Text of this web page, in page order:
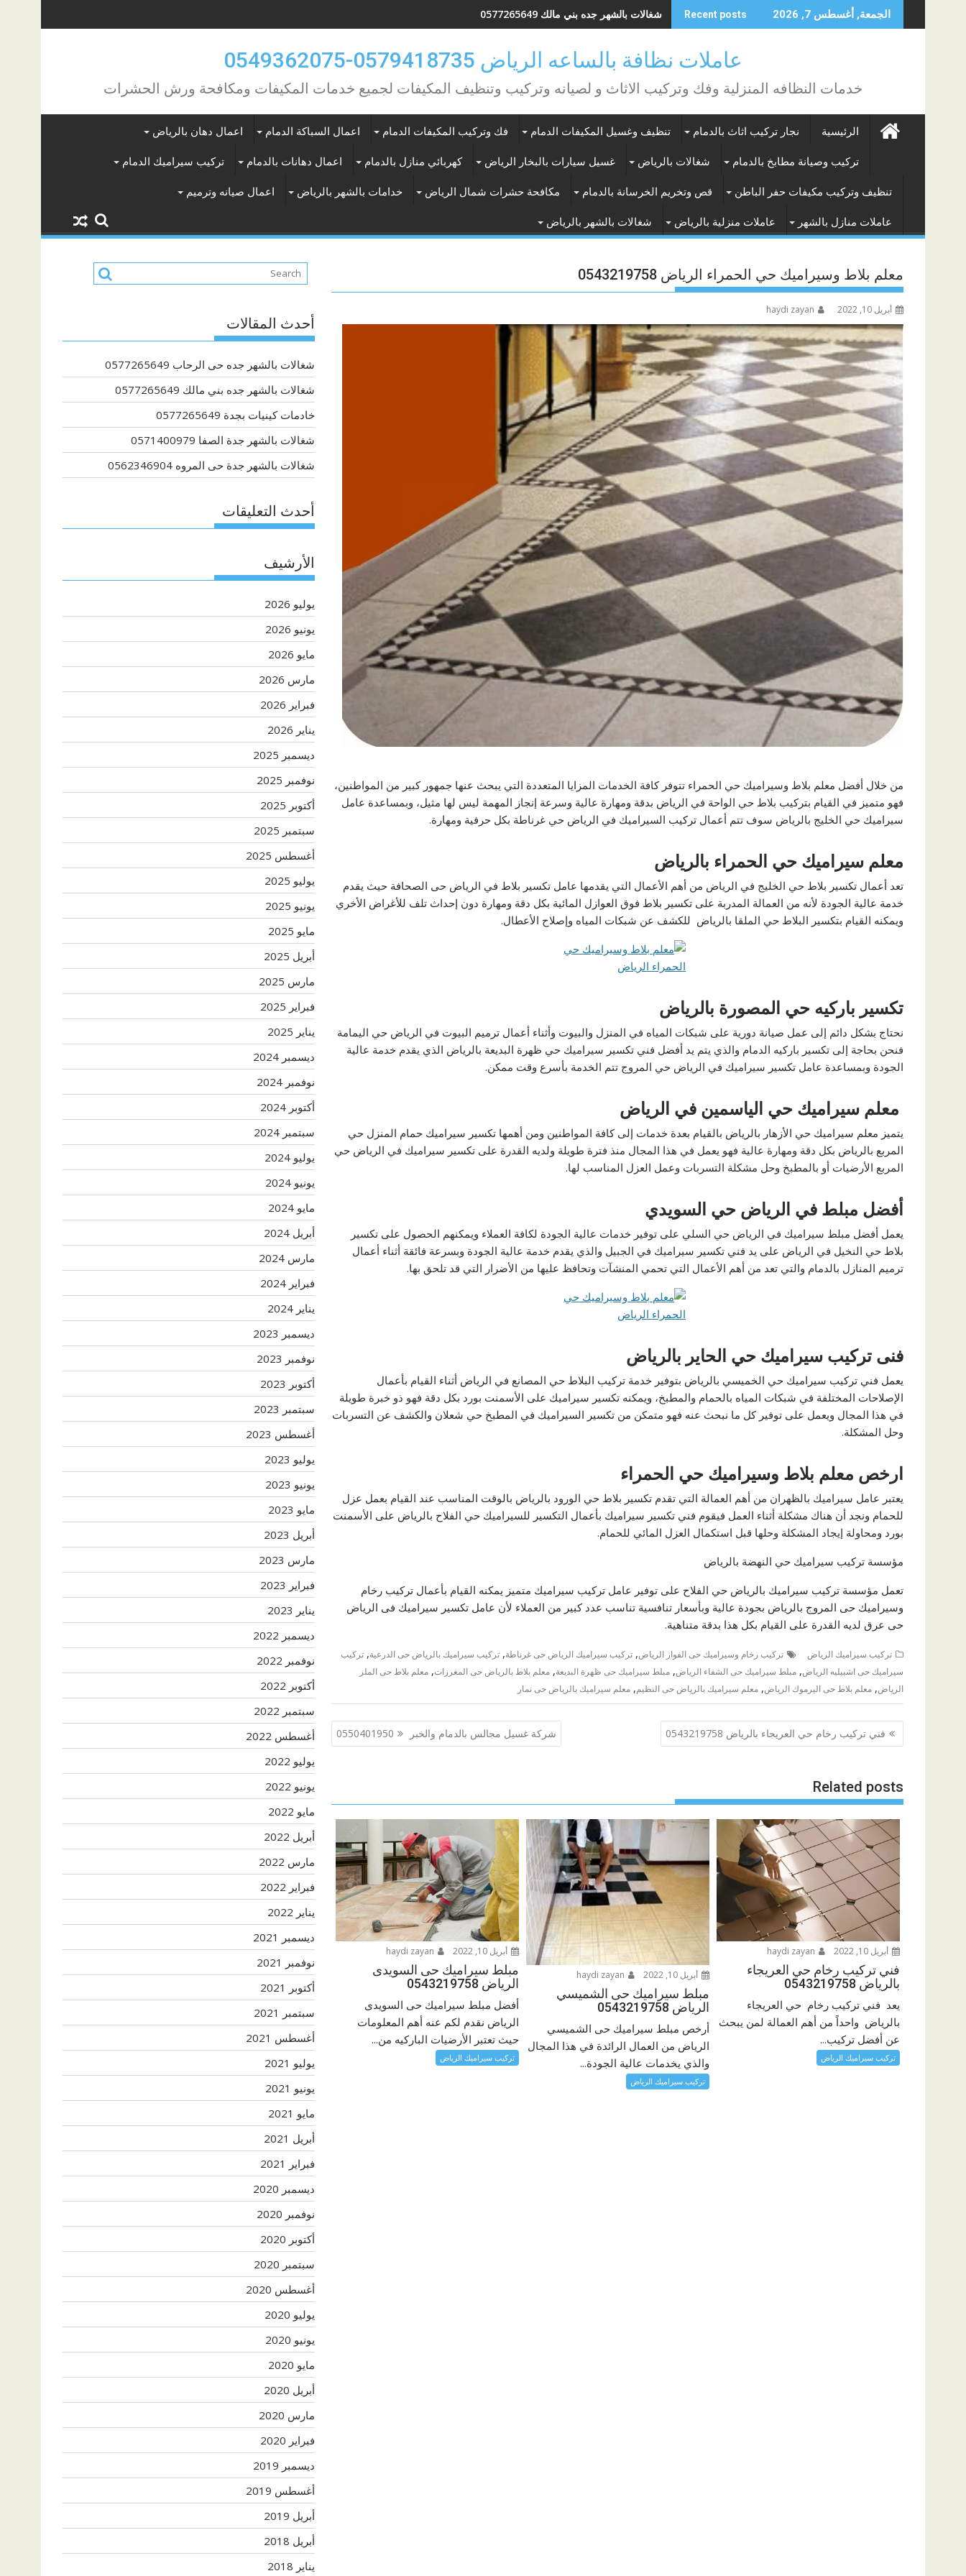
to
الجمعة, أغسطس 7, 2026 Recent posts شغالات بالشهر جده بني مالك 0577265649
عاملات نظافة بالساعه الرياض 0579418735-0549362075
خدمات النظافه المنزلية وفك وتركيب الاثاث و لصيانه وتركيب وتنظيف المكيفات لجميع خدمات المكيفات ومكافحة ورش الحشرات
الرئيسية نجار تركيب اثاث بالدمام تنظيف وغسيل المكيفات الدمام فك وتركيب المكيفات الدمام اعمال السباكة الدمام اعمال دهان بالرياض
تركيب وصيانة مطابخ بالدمام شغالات بالرياض غسيل سيارات بالبخار الرياض كهربائي منازل بالدمام اعمال دهانات بالدمام تركيب سيراميك الدمام
تنظيف وتركيب مكيفات حفر الباطن قص وتخريم الخرسانة بالدمام مكافحة حشرات شمال الرياض خدامات بالشهر بالرياض اعمال صيانه وترميم
عاملات منازل بالشهر عاملات منزلية بالرياض شغالات بالشهر بالرياض
معلم بلاط وسيراميك حي الحمراء الرياض 0543219758
أبريل 10, 2022 haydi zayan
من خلال أفضل معلم بلاط وسيراميك حي الحمراء تتوفر كافة الخدمات المزايا المتعددة التي يبحث عنها جمهور كبير من المواطنين،
فهو متميز في القيام بتركيب بلاط حي الواحة في الرياض بدقة ومهارة عالية وسرعة إنجاز المهمة ليس لها مثيل، وبمساعدة عامل
سيراميك حي الخليج بالرياض سوف تتم أعمال تركيب السيراميك في الرياض حي غرناطة بكل حرفية ومهارة.
معلم سيراميك حي الحمراء بالرياض
تعد أعمال تكسير بلاط حي الخليج في الرياض من أهم الأعمال التي يقدمها عامل تكسير بلاط في الرياض حى الصحافة حيث يقدم
خدمة عالية الجودة لأنه من العمالة المدربة على تكسير بلاط فوق العوازل المائية بكل دقة ومهارة دون إحداث تلف للأغراض الأخري
ويمكنه القيام بتكسير البلاط حي الملقا بالرياض للكشف عن شبكات المياه وإصلاح الأعطال.
تكسير باركيه حي المصورة بالرياض
نحتاج بشكل دائم إلى عمل صيانة دورية على شبكات المياه في المنزل والبيوت وأثناء أعمال ترميم البيوت في الرياض حي اليمامة
فنحن بحاجة إلى تكسير باركيه الدمام والذي يتم يد أفضل فني تكسير سيراميك حي ظهرة البديعة بالرياض الذي يقدم خدمة عالية
الجودة وبمساعدة عامل تكسير سيراميك في الرياض حي المروج تتم الخدمة بأسرع وقت ممكن.
معلم سيراميك حي الياسمين في الرياض
يتميز معلم سيراميك حي الأزهار بالرياض بالقيام بعدة خدمات إلى كافة المواطنين ومن أهمها تكسير سيراميك حمام المنزل حي
المربع بالرياض بكل دقة ومهارة عالية فهو يعمل في هذا المجال منذ فترة طويلة ولديه القدرة على تكسير سيراميك في الرياض حي
المربع الأرضيات أو بالمطبخ وحل مشكلة التسربات وعمل العزل المناسب لها.
أفضل مبلط في الرياض حي السويدي
يعمل أفضل مبلط سيراميك في الرياض حي السلي على توفير خدمات عالية الجودة لكافة العملاء ويمكنهم الحصول على تكسير
بلاط حي النخيل في الرياض على يد فني تكسير سيراميك في الجبيل والذي يقدم خدمة عالية الجودة وبسرعة فائقة أثناء أعمال
ترميم المنازل بالدمام والتي تعد من أهم الأعمال التي تحمي المنشآت وتحافظ عليها من الأضرار التي قد تلحق بها.
فنى تركيب سيراميك حي الحاير بالرياض
يعمل فني تركيب سيراميك حي الخميسي بالرياض بتوفير خدمة تركيب البلاط حي المصانع في الرياض أثناء القيام بأعمال
الإصلاحات المختلفة في شبكات المياه بالحمام والمطبخ، ويمكنه تكسير سيراميك على الأسمنت بورد بكل دقة فهو ذو خبرة طويلة
في هذا المجال ويعمل على توفير كل ما نبحث عنه فهو متمكن من تكسير السيراميك في المطبخ حي شعلان والكشف عن التسربات
وحل المشكلة.
ارخص معلم بلاط وسيراميك حي الحمراء
يعتبر عامل سيراميك بالظهران من أهم العمالة التي تقدم تكسير بلاط حي الورود بالرياض بالوقت المناسب عند القيام بعمل عزل
للحمام ونجد أن هناك مشكلة أثناء العمل فيقوم فني تكسير سيراميك بأعمال التكسير للسيراميك حي الفلاح بالرياض على الأسمنت
بورد ومحاولة إيجاد المشكلة وحلها قبل استكمال العزل المائي للحمام.
مؤسسة تركيب سيراميك حي النهضة بالرياض
تعمل مؤسسة تركيب سيراميك بالرياض حي الفلاح على توفير عامل تركيب سيراميك متميز يمكنه القيام بأعمال تركيب رخام
وسيراميك حى المروج بالرياض بجودة عالية وبأسعار تنافسية تناسب عدد كبير من العملاء لأن عامل تكسير سيراميك فى الرياض
حى عرق لديه القدرة على القيام بكل هذا بدقة متناهية.
تركيب سيراميك الرياض تركيب رخام وسيراميك حى الفواز الرياض, تركيب سيراميك الرياض حى غرناطة, تركيب سيراميك بالرياض حى الدرعية, تركيب
سيراميك حى اشبيليه الرياض, مبلط سيراميك حى الشفاء الرياض, مبلط سيراميك حى ظهرة البديعة, معلم بلاط بالرياض حى المغرزات, معلم بلاط حى الملز
الرياض, معلم بلاط حى اليرموك الرياض, معلم سيراميك بالرياض حى النظيم, معلم سيراميك بالرياض حى نمار
تصفّح
المقالات
فني تركيب رخام حي العريجاء بالرياض 0543219758 شركة غسيل مجالس بالدمام والخبر 0550401950
Related posts
أبريل 10, 2022
فني تركيب رخام حي العريجاء
بالرياض 0543219758
يعد فني تركيب رخام حي العريجاء
بالرياض واحداً من أهم العمالة لمن يبحث
عن أفضل تركيب...
تركيب سيراميك الرياض
أبريل 10, 2022
مبلط سيراميك حى الشميسي
الرياض 0543219758
أرخص مبلط سيراميك حى الشميسي
الرياض من العمال الرائدة في هذا المجال
والذي يخدمات عالية الجودة...
تركيب سيراميك الرياض
أبريل 10, 2022
مبلط سيراميك حى السويدى
الرياض 0543219758
أفضل مبلط سيراميك حى السويدى
الرياض نقدم لكم عنه أهم المعلومات
حيث تعتبر الأرضيات الباركيه من...
تركيب سيراميك الرياض
أحدث المقالات
شغالات بالشهر جده حى الرحاب 0577265649
شغالات بالشهر جده بني مالك 0577265649
خادمات كينيات بجدة 0577265649
شغالات بالشهر جدة الصفا 0571400979
شغالات بالشهر جدة حى المروه 0562346904
أحدث التعليقات
الأرشيف
يوليو 2026
يونيو 2026
مايو 2026
مارس 2026
فبراير 2026
يناير 2026
ديسمبر 2025
نوفمبر 2025
أكتوبر 2025
سبتمبر 2025
أغسطس 2025
يوليو 2025
يونيو 2025
مايو 2025
أبريل 2025
مارس 2025
فبراير 2025
يناير 2025
ديسمبر 2024
نوفمبر 2024
أكتوبر 2024
سبتمبر 2024
يوليو 2024
يونيو 2024
مايو 2024
أبريل 2024
مارس 2024
فبراير 2024
يناير 2024
ديسمبر 2023
نوفمبر 2023
أكتوبر 2023
سبتمبر 2023
أغسطس 2023
يوليو 2023
يونيو 2023
مايو 2023
أبريل 2023
مارس 2023
فبراير 2023
يناير 2023
ديسمبر 2022
نوفمبر 2022
أكتوبر 2022
سبتمبر 2022
أغسطس 2022
يوليو 2022
يونيو 2022
مايو 2022
أبريل 2022
مارس 2022
فبراير 2022
يناير 2022
ديسمبر 2021
نوفمبر 2021
أكتوبر 2021
سبتمبر 2021
أغسطس 2021
يوليو 2021
يونيو 2021
مايو 2021
أبريل 2021
فبراير 2021
ديسمبر 2020
نوفمبر 2020
أكتوبر 2020
سبتمبر 2020
أغسطس 2020
يوليو 2020
يونيو 2020
مايو 2020
أبريل 2020
مارس 2020
فبراير 2020
ديسمبر 2019
أغسطس 2019
أبريل 2019
أبريل 2018
يناير 2018